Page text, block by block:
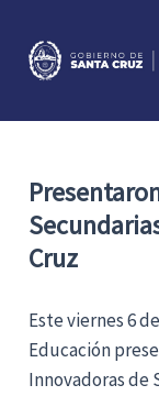
contenido
Cruz
Este viernes 6
Educación
Innovadoras de